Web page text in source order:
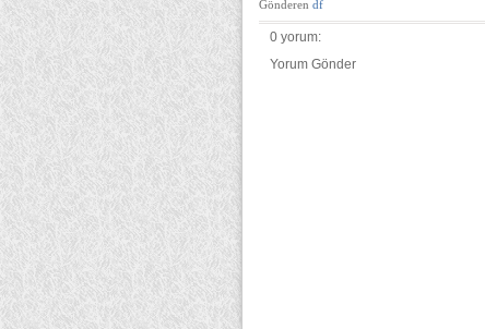
Gönderen df
0 yorum:
Yorum Gönder